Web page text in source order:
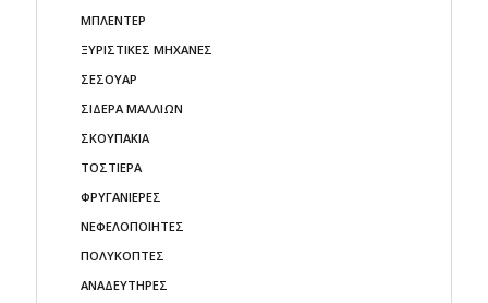
ΜΠΛΕΝΤΕΡ
ΞΥΡΙΣΤΙΚΕΣ ΜΗΧΑΝΕΣ
ΣΕΣΟΥΑΡ
ΣΙΔΕΡΑ ΜΑΛΛΙΩΝ
ΣΚΟΥΠΑΚΙΑ
ΤΟΣΤΙΕΡΑ
ΦΡΥΓΑΝΙΕΡΕΣ
ΝΕΦΕΛΟΠΟΙΗΤΕΣ
ΠΟΛΥΚΟΠΤΕΣ
ΑΝΑΔΕΥΤΗΡΕΣ